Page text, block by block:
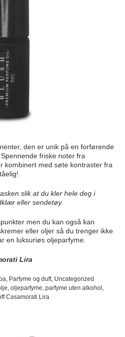
den er unik på en forførende
friske noter fra
kombinert med søte kontraster fra
slik at du kler hele deg i
eller sendetøy.
men du kan også kan
eller oljer så du trenger ikke
en luksuriøs oljeparfyme.
Lira
, Parfyme og duft, Uncategorized
, oljeparfyme, parfyme uten alkohol ,
Casamorati Lira